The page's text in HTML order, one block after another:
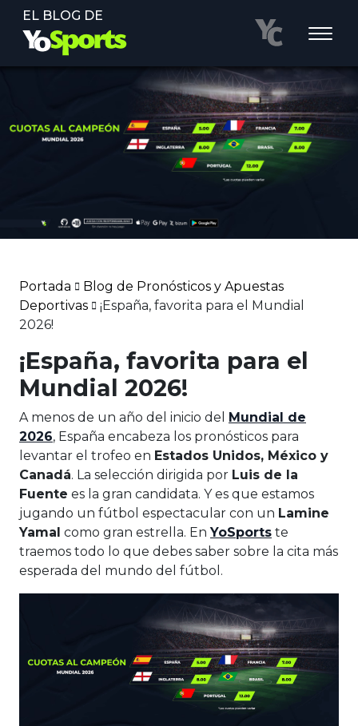
EL BLOG DE
Portada
Blog de Pronósticos y Apuestas
Deportivas
¡España, favorita para el Mundial
2026!
¡España, favorita para el
Mundial 2026!
A menos de un año del inicio del
Mundial de
2026, España encabeza los pronósticos para
levantar el trofeo en Estados Unidos, México y
Canadá. La selección dirigida por Luis de la
Fuente es la gran candidata. Y es que estamos
jugando un fútbol espectacular con un Lamine
Yamal como gran estrella. EnYoSports te
traemos todo lo que debes saber sobre la cita más
esperada del mundo del fútbol.